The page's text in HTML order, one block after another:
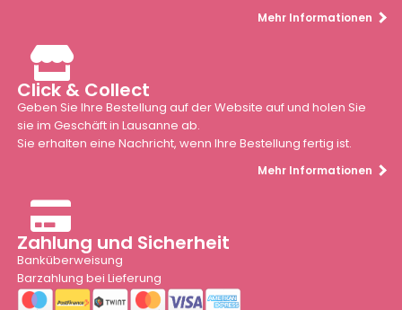
Mehr Informationen
Click & Collect
Geben Sie Ihre Bestellung auf der Website auf und holen Sie
sie im Geschäft in Lausanne ab.
Sie erhalten eine Nachricht, wenn Ihre Bestellung fertig ist.
Mehr Informationen
Zahlung und Sicherheit
Banküberweisung
Barzahlung bei Lieferung